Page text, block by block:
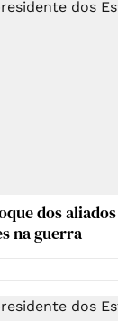
dos
na guerra